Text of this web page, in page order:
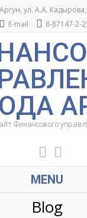
ул. А.А.
E-mail
8-87147-2-
Финансового
MENU
Blog